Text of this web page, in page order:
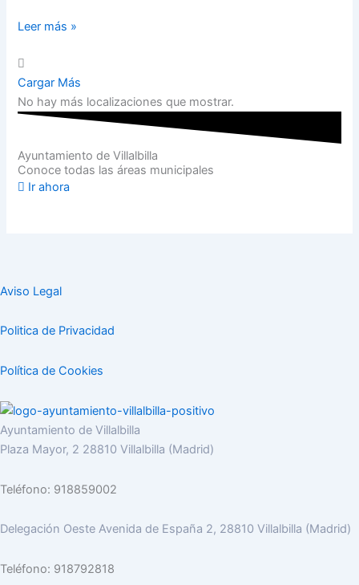
Leer más »
Cargar Más
No hay más localizaciones que mostrar.
Ayuntamiento de Villalbilla
Conoce todas las áreas municipales
Ir ahora
Aviso Legal
Politica de Privacidad
Política de Cookies
Ayuntamiento de Villalbilla
Plaza Mayor, 2 28810 Villalbilla (Madrid)
Teléfono: 918859002
Delegación Oeste Avenida de España 2, 28810 Villalbilla (Madrid)
Teléfono: 918792818